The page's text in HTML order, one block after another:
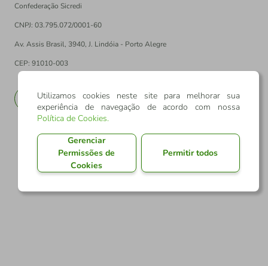
Confederação Sicredi
CNPJ: 03.795.072/0001-60
Av. Assis Brasil, 3940, J. Lindóia - Porto Alegre
CEP: 91010-003
EN
Utilizamos cookies neste site para melhorar sua
experiência de navegação de acordo com nossa
Política de Cookies.
Gerenciar
Permissões de
Cookies
Permitir todos